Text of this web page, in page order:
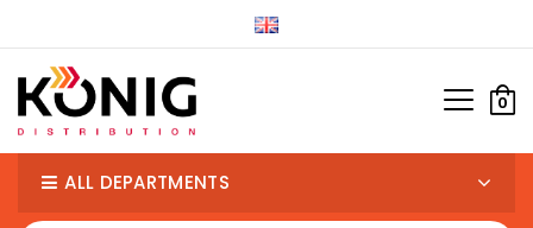
0
ALL DEPARTMENTS